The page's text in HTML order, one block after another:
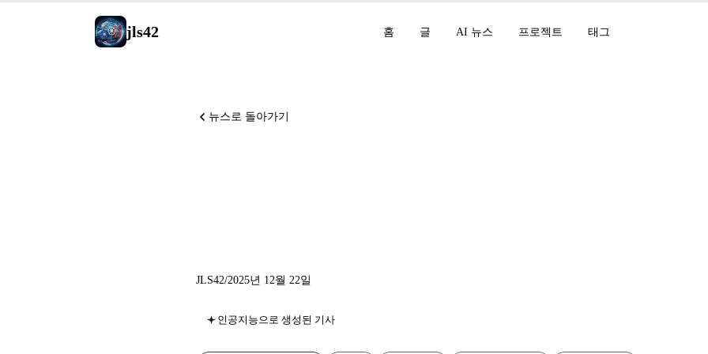
jls42 홈 글 AI 뉴스 프로젝트 태그
뉴스로 돌아가기
JLS42/2025년 12월 22일
인공지능으로 생성된 기사